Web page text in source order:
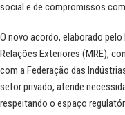
social e de compromissos
O novo acordo, elaborado
Relações Exteriores (MRE),
com a Federação das
setor privado, atende
respeitando o espaço